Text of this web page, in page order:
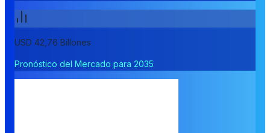
USD 42,76 Billones
Pronóstico del Mercado para 2035